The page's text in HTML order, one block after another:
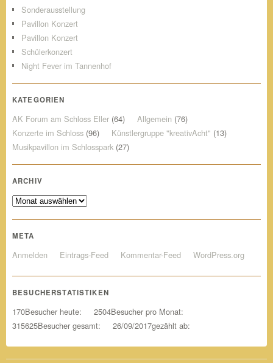
Sonderausstellung
Pavillon Konzert
Pavillon Konzert
Schülerkonzert
Night Fever im Tannenhof
KATEGORIEN
AK Forum am Schloss Eller (64) Allgemein (76)
Konzerte im Schloss (96) Künstlergruppe "kreativAcht" (13)
Musikpavillon im Schlosspark (27)
ARCHIV
Archiv
META
Anmelden Eintrags-Feed Kommentar-Feed WordPress.org
BESUCHERSTATISTIKEN
170Besucher heute: 2504Besucher pro Monat:
315625Besucher gesamt: 26/09/2017gezählt ab: